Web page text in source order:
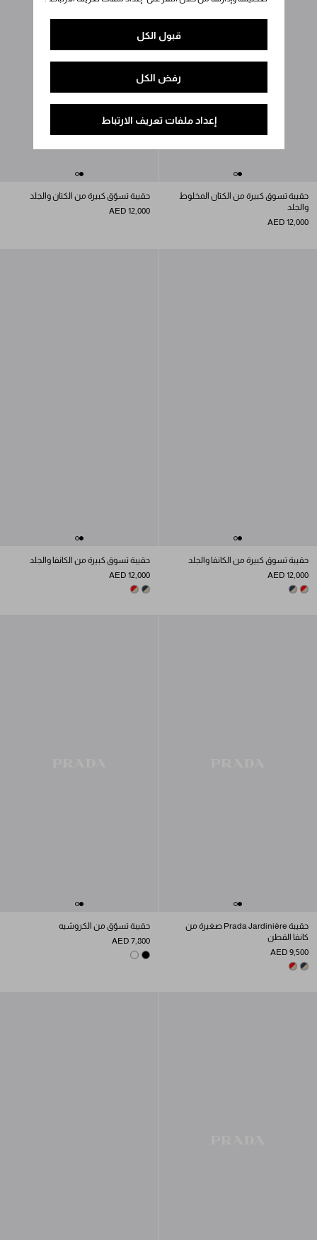
قبول الكل
رفض الكل
إعداد ملفات تعريف الارتباط
حقيبة تسوق كبيرة من الكتان المخلوط
والجلد
AED 12,000
حقيبة تسوّق كبيرة من الكتان والجلد
AED 12,000
حقيبة تسوق كبيرة من الكانفا والجلد
AED 12,000
TAN/RED
BEIGE/BALTIC BLUE
حقيبة تسوق كبيرة من الكانفا والجلد
AED 12,000
BEIGE/BALTIC BLUE
TAN/RED
حقيبة Prada Jardinière صغيرة من
كانفا القطن
AED 9,500
BEIGE/BALTIC BLUE
TAN/RED
حقيبة تسوّق من الكروشيه
AED 7,800
BLACK
WHITE